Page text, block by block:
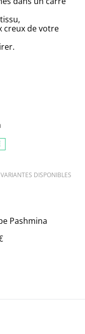
creux de votre
DISPONIBLES
Pashmina